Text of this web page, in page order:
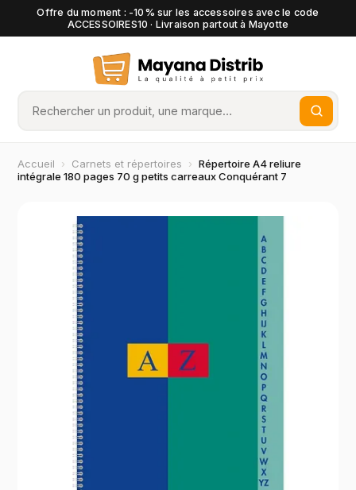
Offre du moment : -10% sur les accessoires avec le code
ACCESSOIRES10 · Livraison partout à Mayotte
Accueil › Carnets et répertoires › Répertoire A4 reliure
intégrale 180 pages 70 g petits carreaux Conquérant 7